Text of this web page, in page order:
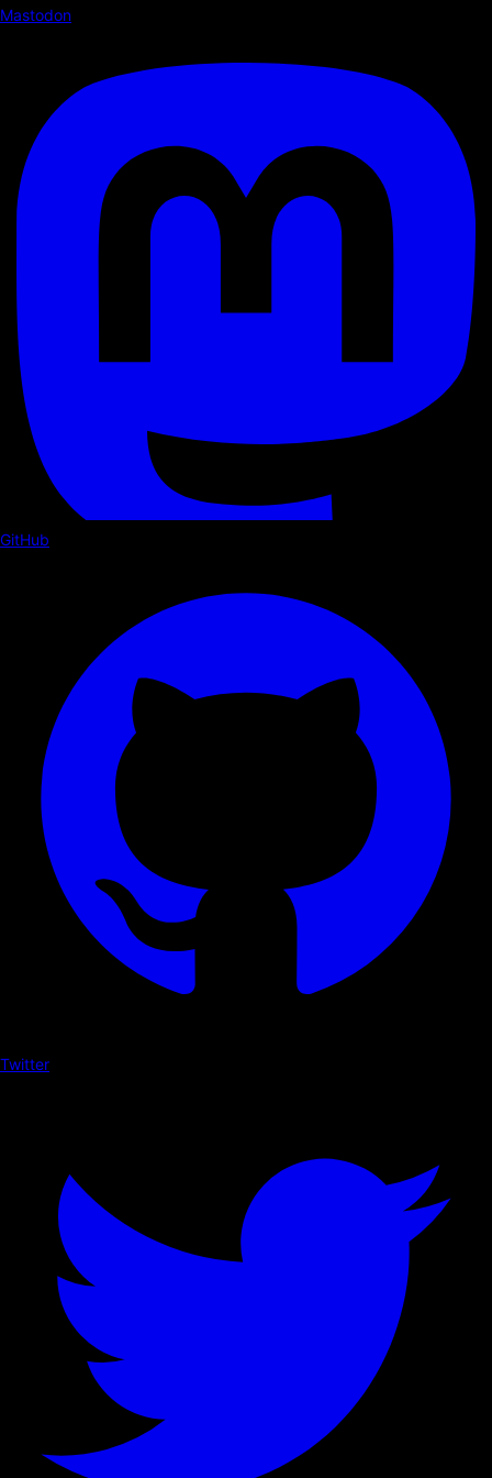
Mastodon
GitHub
Twitter